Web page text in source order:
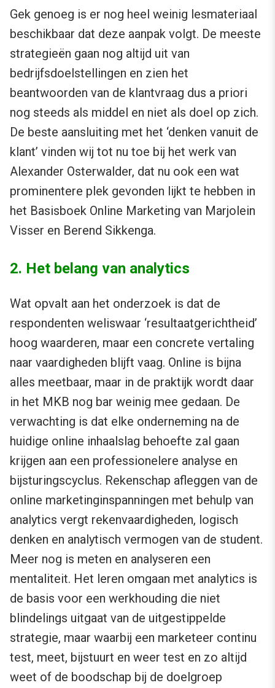
Gek genoeg is er nog heel weinig lesmateriaal
beschikbaar dat deze aanpak volgt. De meeste
strategieën gaan nog altijd uit van
bedrijfsdoelstellingen en zien het
beantwoorden van de klantvraag dus a priori
nog steeds als middel en niet als doel op zich.
De beste aansluiting met het ‘denken vanuit de
klant’ vinden wij tot nu toe bij het werk van
Alexander Osterwalder, dat nu ook een wat
prominentere plek gevonden lijkt te hebben in
het Basisboek Online Marketing van Marjolein
Visser en Berend Sikkenga.
2. Het belang van analytics
Wat opvalt aan het onderzoek is dat de
respondenten weliswaar ‘resultaatgerichtheid’
hoog waarderen, maar een concrete vertaling
naar vaardigheden blijft vaag. Online is bijna
alles meetbaar, maar in de praktijk wordt daar
in het MKB nog bar weinig mee gedaan. De
verwachting is dat elke onderneming na de
huidige online inhaalslag behoefte zal gaan
krijgen aan een professionelere analyse en
bijsturingscyclus. Rekenschap afleggen van de
online marketinginspanningen met behulp van
analytics vergt rekenvaardigheden, logisch
denken en analytisch vermogen van de student.
Meer nog is meten en analyseren een
mentaliteit. Het leren omgaan met analytics is
de basis voor een werkhouding die niet
blindelings uitgaat van de uitgestippelde
strategie, maar waarbij een marketeer continu
test, meet, bijstuurt en weer test en zo altijd
weet of de boodschap bij de doelgroep